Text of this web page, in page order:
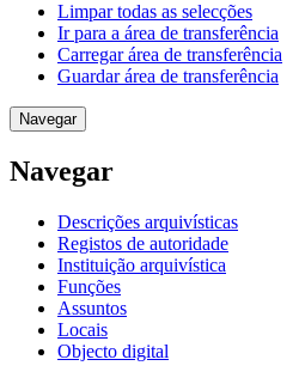
Limpar todas as selecções
Ir para a área de transferência
Carregar área de transferência
Guardar área de transferência
Navegar
Navegar
Descrições arquivísticas
Registos de autoridade
Instituição arquivística
Funções
Assuntos
Locais
Objecto digital